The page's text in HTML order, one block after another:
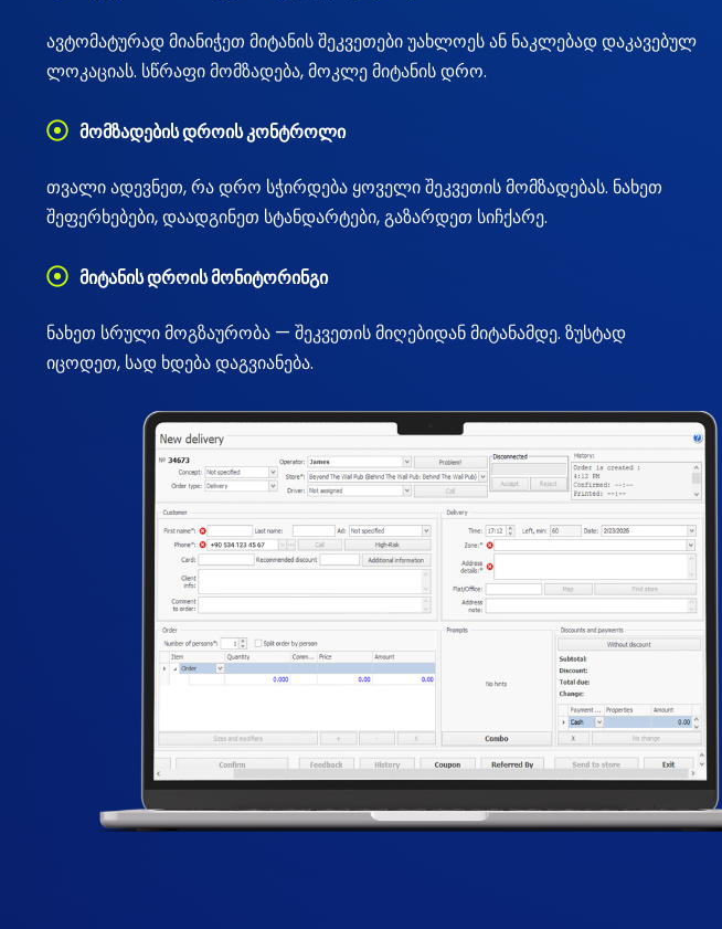
ავტომატურად მიანიჭეთ მიტანის შეკვეთები უახლოეს ან ნაკლებად დაკავებულ
ლოკაციას. სწრაფი მომზადება, მოკლე მიტანის დრო.
მომზადების დროის კონტროლი
თვალი ადევნეთ, რა დრო სჭირდება ყოველი შეკვეთის მომზადებას. ნახეთ
შეფერხებები, დაადგინეთ სტანდარტები, გაზარდეთ სიჩქარე.
მიტანის დროის მონიტორინგი
ნახეთ სრული მოგზაურობა — შეკვეთის მიღებიდან მიტანამდე. ზუსტად
იცოდეთ, სად ხდება დაგვიანება.